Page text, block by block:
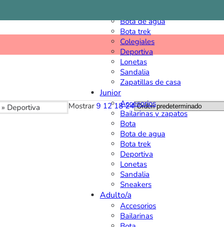
Bota de agua
Bota trek
Colegiales
Deportiva
Lonetas
Sandalia
Zapatillas de casa
Junior
Accesorios
Bailarinas y zapatos
Bota
Bota de agua
Bota trek
Deportiva
Lonetas
Sandalia
Sneakers
Adulto/a
Accesorios
Bailarinas
» Deportiva Mostrar 9 121824